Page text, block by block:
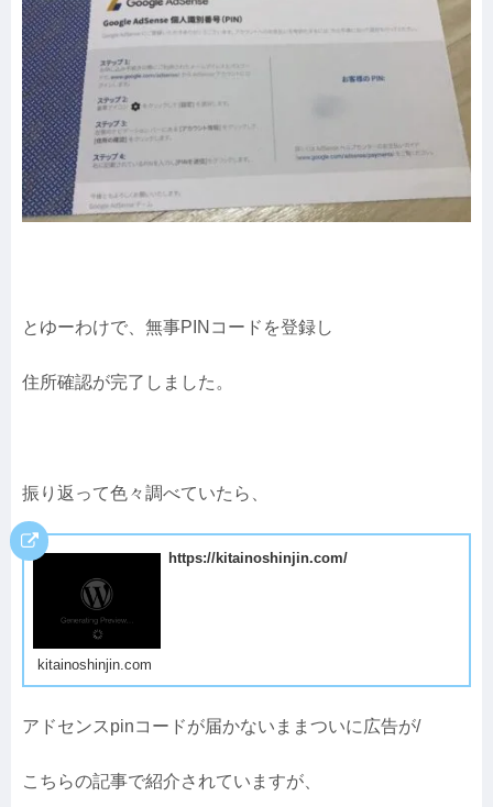
とゆーわけで、無事PINコードを登録し
住所確認が完了しました。
振り返って色々調べていたら、
https://kitainoshinjin.com/
kitainoshinjin.com
アドセンスpinコードが届かないままついに広告が/
こちらの記事で紹介されていますが、